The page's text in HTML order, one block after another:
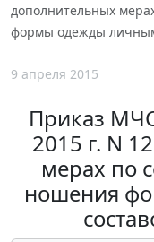
дополнительных
формы одежды
9 апреля 2015
Приказ
2015 г. N
мерах по
ношения